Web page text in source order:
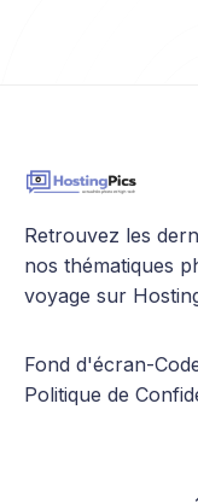
Retrouvez les
nos thématiques
voyage sur
Fond d'écran-
Politique de